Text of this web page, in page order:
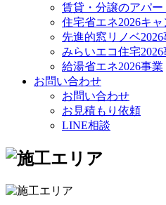
賃貸・分譲のアパ
住宅省エネ2026キ
先進的窓リノベ2026
みらいエコ住宅2026
給湯省エネ2026事業
お問い合わせ
お問い合わせ
お見積もり依頼
LINE相談